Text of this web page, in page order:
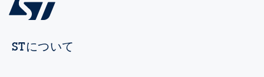
STについて